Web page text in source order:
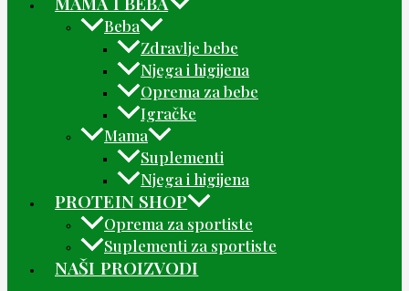
Beba
Zdravlje bebe
Njega i higijena
Oprema za bebe
Igračke
Mama
Suplementi
Njega i higijena
PROTEIN SHOP
Oprema za sportiste
Suplementi za sportiste
NAŠI PROIZVODI